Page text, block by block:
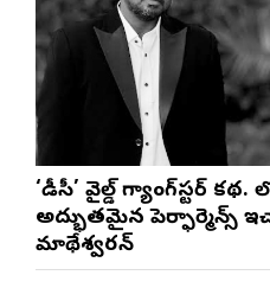
‘డీసీ’ వైల్డ్ గ్యాంగ్‌స్టర్
అద్భుతమైన పెర్ఫార్మెన్స్
మాథేశ్వరన్